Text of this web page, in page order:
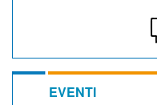
EVENTI